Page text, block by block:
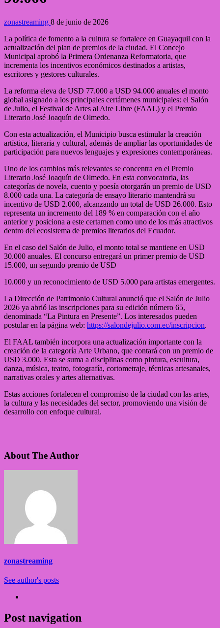
zonastreaming 8 de junio de 2026
La política de fomento a la cultura se fortalece en Guayaquil con la
actualización del plan de premios de la ciudad. El Concejo
Municipal aprobó la Primera Ordenanza Reformatoria, que
incrementa los incentivos económicos destinados a artistas,
escritores y gestores culturales.
La reforma eleva de USD 77.000 a USD 94.000 anuales el monto
global asignado a los principales certámenes municipales: el Salón
de Julio, el Festival de Artes al Aire Libre (FAAL) y el Premio
Literario José Joaquín de Olmedo.
Con esta actualización, el Municipio busca estimular la creación
artística, literaria y cultural, además de ampliar las oportunidades de
participación para nuevos lenguajes y expresiones contemporáneas.
Uno de los cambios más relevantes se concentra en el Premio
Literario José Joaquín de Olmedo. En esta convocatoria, las
categorías de novela, cuento y poesía otorgarán un premio de USD
8.000 cada una. La categoría de ensayo literario mantendrá su
incentivo de USD 2.000, alcanzando un total de USD 26.000. Esto
representa un incremento del 189 % en comparación con el año
anterior y posiciona a este certamen como uno de los más atractivos
dentro del ecosistema de premios literarios del Ecuador.
En el caso del Salón de Julio, el monto total se mantiene en USD
30.000 anuales. El concurso entregará un primer premio de USD
15.000, un segundo premio de USD
10.000 y un reconocimiento de USD 5.000 para artistas emergentes.
La Dirección de Patrimonio Cultural anunció que el Salón de Julio
2026 ya abrió las inscripciones para su edición número 65,
denominada “La Pintura en Presente”. Los interesados pueden
postular en la página web: https://salondejulio.com.ec/inscripcion.
El FAAL también incorpora una actualización importante con la
creación de la categoría Arte Urbano, que contará con un premio de
USD 3.000. Esta se suma a disciplinas como pintura, escultura,
danza, música, teatro, fotografía, cortometraje, técnicas artesanales,
narrativas orales y artes alternativas.
Estas acciones fortalecen el compromiso de la ciudad con las artes,
la cultura y las necesidades del sector, promoviendo una visión de
desarrollo con enfoque cultural.
About The Author
zonastreaming
See author's posts
Post navigation